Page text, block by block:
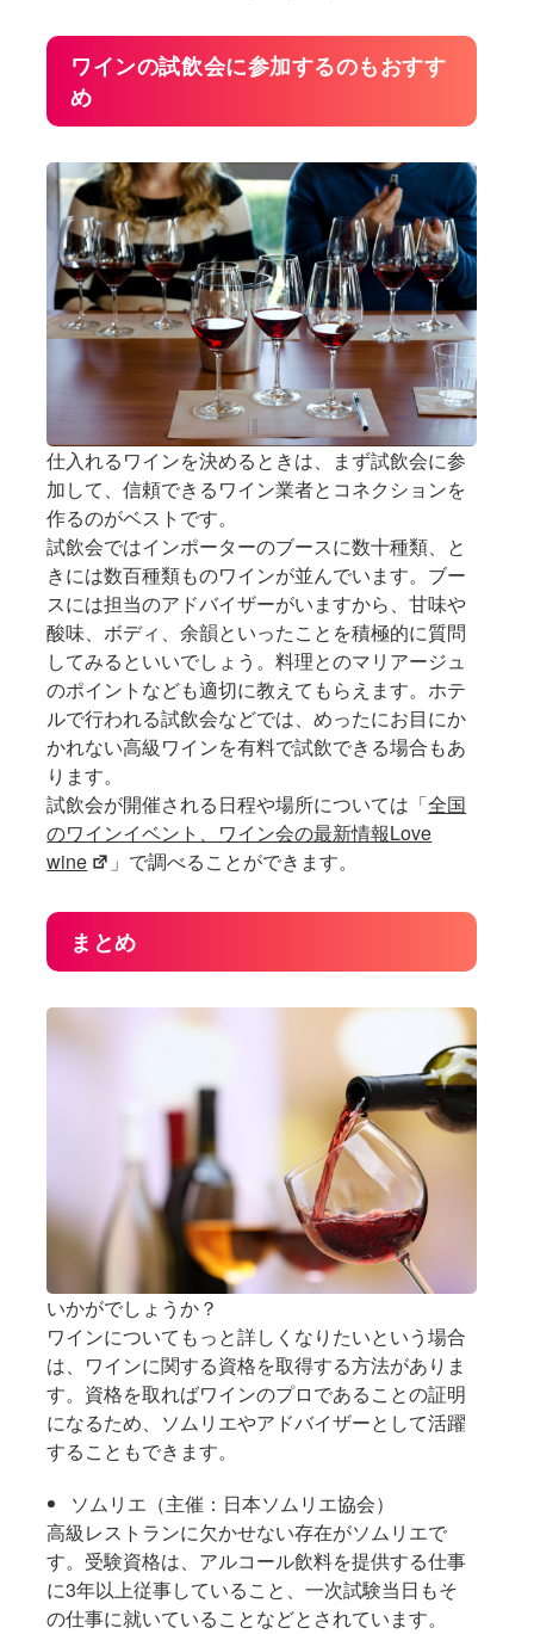
ワインの試飲会に参加するのもおすす
め
仕入れるワインを決めるときは、まず試飲会に参
加して、信頼できるワイン業者とコネクションを
作るのがベストです。
試飲会ではインポーターのブースに数十種類、と
きには数百種類ものワインが並んでいます。ブー
スには担当のアドバイザーがいますから、甘味や
酸味、ボディ、余韻といったことを積極的に質問
してみるといいでしょう。料理とのマリアージュ
のポイントなども適切に教えてもらえます。ホテ
ルで行われる試飲会などでは、めったにお目にか
かれない高級ワインを有料で試飲できる場合もあ
ります。
試飲会が開催される日程や場所については「全国
のワインイベント、ワイン会の最新情報Love
wine
」で調べることができます。
まとめ
いかがでしょうか？
ワインについてもっと詳しくなりたいという場合
は、ワインに関する資格を取得する方法がありま
す。資格を取ればワインのプロであることの証明
になるため、ソムリエやアドバイザーとして活躍
することもできます。
ソムリエ（主催：日本ソムリエ協会）
高級レストランに欠かせない存在がソムリエで
す。受験資格は、アルコール飲料を提供する仕事
に3年以上従事していること、一次試験当日もそ
の仕事に就いていることなどとされています。